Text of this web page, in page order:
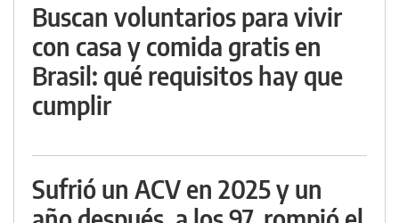
Buscan voluntarios para vivir
con casa y comida gratis en
Brasil: qué requisitos hay que
cumplir
Sufrió un ACV en 2025 y un